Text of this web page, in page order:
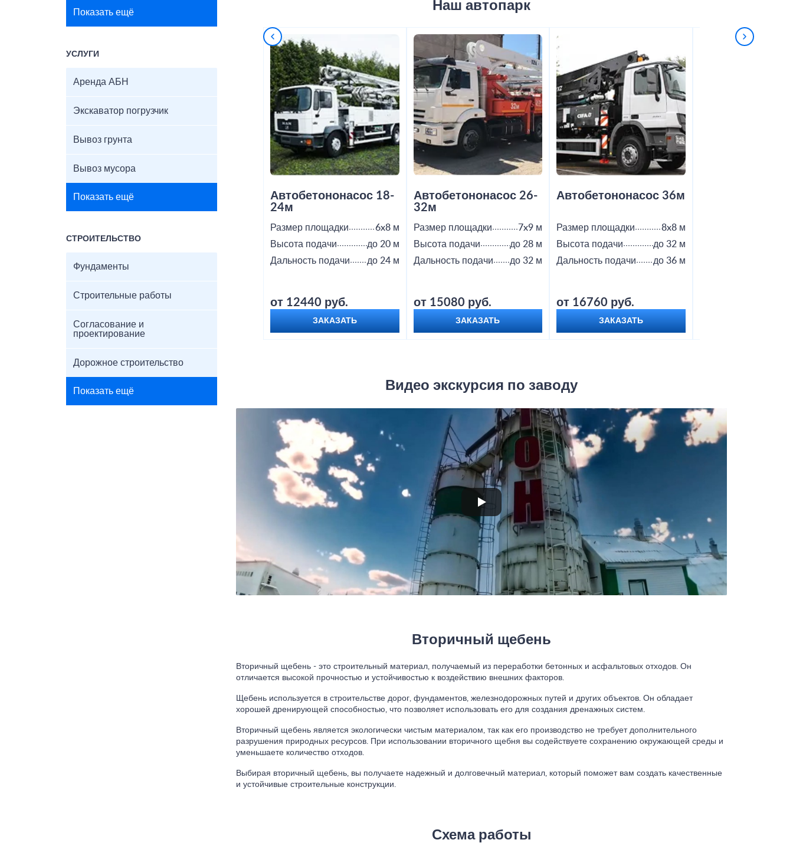
Показать ещё
УСЛУГИ
Аренда АБН
Экскаватор погрузчик
Вывоз грунта
Вывоз мусора
Показать ещё
СТРОИТЕЛЬСТВО
Фундаменты
Строительные работы
Согласование и
проектирование
Дорожное строительство
Показать ещё
Наш автопарк
Автобетононасос 18-
24м
Размер площадки
6x8 м
Высота подачи
до 20 м
Дальность подачи
до 24 м
от 12440 руб.
ЗАКАЗАТЬ
Автобетононасос 26-
32м
Размер площадки
7x9 м
Высота подачи
до 28 м
Дальность подачи
до 32 м
от 15080 руб.
ЗАКАЗАТЬ
Автобетононасос 36м
Размер площадки
8x8 м
Высота подачи
до 32 м
Дальность подачи
до 36 м
от 16760 руб.
ЗАКАЗАТЬ
Видео экскурсия по заводу
Вторичный щебень
Вторичный щебень - это строительный материал, получаемый из переработки бетонных и асфальтовых отходов. Он
отличается высокой прочностью и устойчивостью к воздействию внешних факторов.
Щебень используется в строительстве дорог, фундаментов, железнодорожных путей и других объектов. Он обладает
хорошей дренирующей способностью, что позволяет использовать его для создания дренажных систем.
Вторичный щебень является экологически чистым материалом, так как его производство не требует дополнительного
разрушения природных ресурсов. При использовании вторичного щебня вы содействуете сохранению окружающей среды и
уменьшаете количество отходов.
Выбирая вторичный щебень, вы получаете надежный и долговечный материал, который поможет вам создать качественные
и устойчивые строительные конструкции.
Схема работы